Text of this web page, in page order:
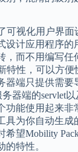
视化用户界面
设计应用程序的
，而不用编写任
特性，可以方便
端只提供需要
器端的servlet
功能使用起来非
具为你自动生成
望Mobility
特性。